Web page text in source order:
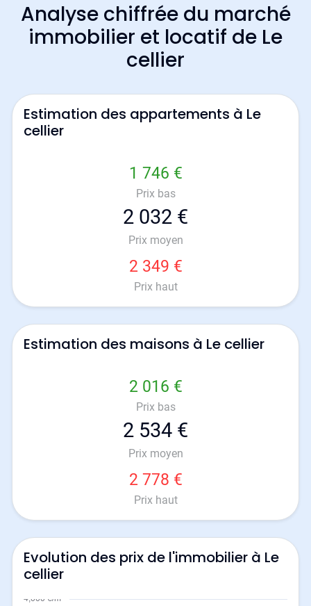
Analyse chiffrée du marché
immobilier et locatif de Le
cellier
Estimation des appartements à Le
cellier
1 746 €
Prix bas
2 032 €
Prix moyen
2 349 €
Prix haut
Estimation des maisons à Le cellier
2 016 €
Prix bas
2 534 €
Prix moyen
2 778 €
Prix haut
Evolution des prix de l'immobilier à Le
cellier